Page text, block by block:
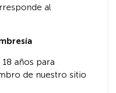
al
años para
de nuestro sitio